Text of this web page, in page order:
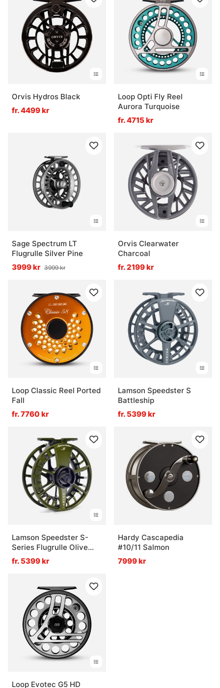
Orvis Hydros Black
fr. 4499 kr
Loop Opti Fly Reel
Aurora Turquoise
fr. 4715 kr
Sage Spectrum LT
Flugrulle Silver Pine
3999 kr 3999 kr
Orvis Clearwater
Charcoal
fr. 2199 kr
Loop Classic Reel Ported
Fall
fr. 7760 kr
Lamson Speedster S
Battleship
fr. 5399 kr
Lamson Speedster S-
Series Flugrulle Olive
Green
fr. 5399 kr
Hardy Cascapedia
#10/11 Salmon
7999 kr
Loop Evotec G5 HD